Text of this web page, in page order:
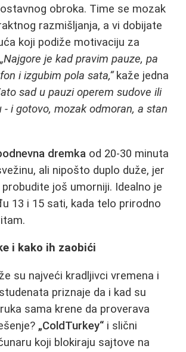
obroka. Time se mozak
razmišljanja, a vi dobijate
koji podiže motivaciju za
„Najgore je kad pravim pauze, pa
i izgubim pola sata,“kaže jedna
sad u pauzi operem sudove ili
- i gotovo, mozak odmoran, a stan
dremka od 20-30 minuta
ali nipošto duplo duže, jer
još umorniji. Idealno je
13 i 15 sati, kada telo prirodno
i kako ih zaobići
su najveći kradljivci vremena i
priznaje da i kad su
sama krene da proverava
„ColdTurkey“ i slični
koji blokiraju sajtove na